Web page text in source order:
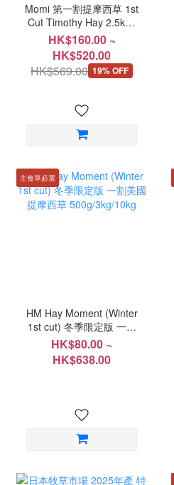
Momi 第一割提摩西草 1st
Cut Timothy Hay 2.5kg /
10kg
HK$160.00 ~
HK$520.00
HK$569.00 19% OFF
主食草必選
HM Hay Moment (Winter
1st cut) 冬季限定版 一割
美國提摩西草
500g/3kg/10kg
HK$80.00 ~
HK$638.00